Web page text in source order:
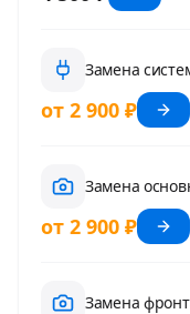
Замена
от 2 900 ₽
Замена
от 2 900 ₽
Замена